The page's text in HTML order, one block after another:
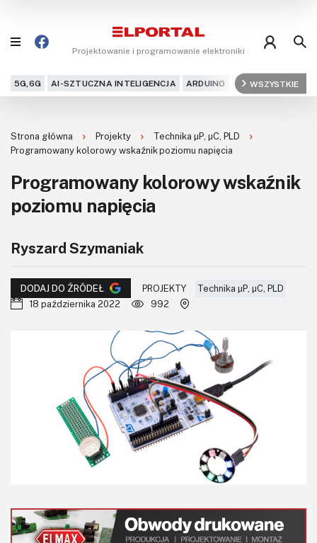
Projektowanie i programowanie elektroniki
5G,6G AI-SZTUCZNA INTELIGENCJA ARDUINO ARM AUDIO
WSZYSTKIE
Projekty
Kursy
DIY+
Czytelnia
Dla Ciebie
Kontakt
Newsletter
Magazyny
Archiwum
Strona główna Projekty
Technika μP, μC, PLD
Programowany kolorowy wskaźnik poziomu napięcia
Programowany kolorowy wskaźnik
poziomu napięcia
Ryszard Szymaniak
DODAJ DO ŹRÓDEŁ PROJEKTY
Technika μP, μC, PLD
18 października 2022
992